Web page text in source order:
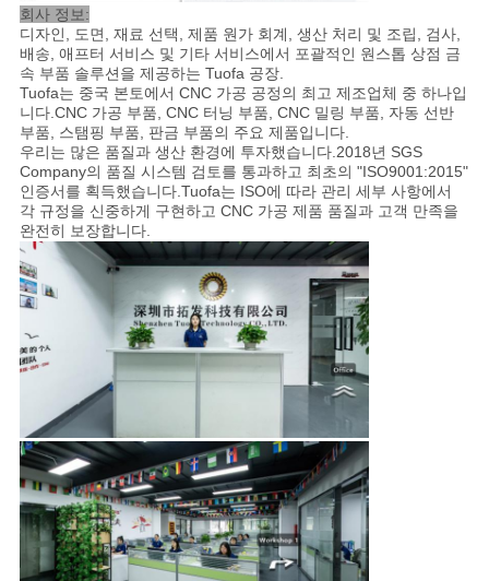
회사 정보:
디자인, 도면, 재료 선택, 제품 원가 회계, 생산 처리 및 조립, 검사,
배송, 애프터 서비스 및 기타 서비스에서 포괄적인 원스톱 상점 금
속 부품 솔루션을 제공하는 Tuofa 공장.
Tuofa는 중국 본토에서 CNC 가공 공정의 최고 제조업체 중 하나입
니다.CNC 가공 부품, CNC 터닝 부품, CNC 밀링 부품, 자동 선반
부품, 스탬핑 부품, 판금 부품의 주요 제품입니다.
우리는 많은 품질과 생산 환경에 투자했습니다.2018년 SGS
Company의 품질 시스템 검토를 통과하고 최초의 "ISO9001:2015"
인증서를 획득했습니다.Tuofa는 ISO에 따라 관리 세부 사항에서
각 규정을 신중하게 구현하고 CNC 가공 제품 품질과 고객 만족을
완전히 보장합니다.